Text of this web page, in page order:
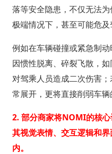
落等安全隐患，不仅无法
极端情况下，甚至可能危及
例如在车辆碰撞或紧急制
因惯性脱离、碎裂飞散，如
对驾乘人员造成二次伤害
常展开，更将直接削弱车辆
2. 部分商家将NOMI的核
其视觉表情、交互逻辑和
内。